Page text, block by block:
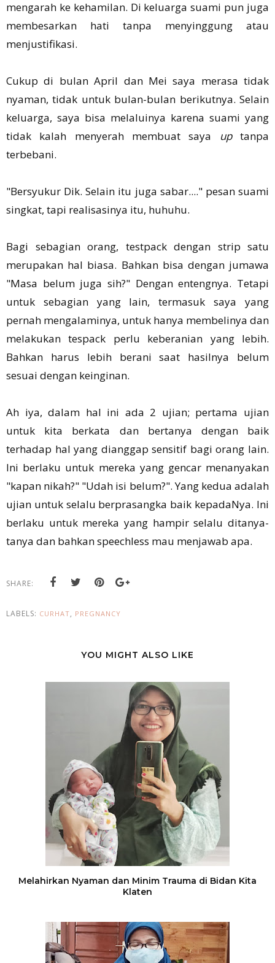
mengarah ke kehamilan. Di keluarga suami pun juga
membesarkan hati tanpa menyinggung atau
menjustifikasi.
Cukup di bulan April dan Mei saya merasa tidak
nyaman, tidak untuk bulan-bulan berikutnya. Selain
keluarga, saya bisa melaluinya karena suami yang
tidak kalah menyerah membuat saya
uptanpa
terbebani.
"Bersyukur Dik. Selain itu juga sabar...." pesan suami
singkat, tapi realisasinya itu, huhuhu.
Bagi sebagian orang, testpack dengan strip satu
merupakan hal biasa. Bahkan bisa dengan jumawa
"Masa belum juga sih?" Dengan entengnya. Tetapi
untuk sebagian yang lain, termasuk saya yang
pernah mengalaminya, untuk hanya membelinya dan
melakukan tespack perlu keberanian yang lebih.
Bahkan harus lebih berani saat hasilnya belum
sesuai dengan keinginan.
Ah iya, dalam hal ini ada 2 ujian; pertama ujian
untuk kita berkata dan bertanya dengan baik
terhadap hal yang dianggap sensitif bagi orang lain.
Ini berlaku untuk mereka yang gencar menanyakan
"kapan nikah?" "Udah isi belum?". Yang kedua adalah
ujian untuk selalu berprasangka baik kepadaNya. Ini
berlaku untuk mereka yang hampir selalu ditanya-
tanya dan bahkan speechless mau menjawab apa.
SHARE:
LABELS: CURHAT, PREGNANCY
YOU MIGHT ALSO LIKE
Melahirkan Nyaman dan Minim Trauma di Bidan Kita
Klaten